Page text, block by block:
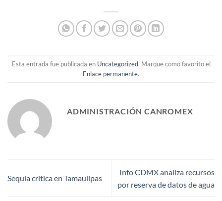
Esta entrada fue publicada en Uncategorized. Marque como favorito el
Enlace permanente.
ADMINISTRACIÓN CANROMEX
Sequía crítica en Tamaulipas
Info CDMX analiza recursos
por reserva de datos de agua